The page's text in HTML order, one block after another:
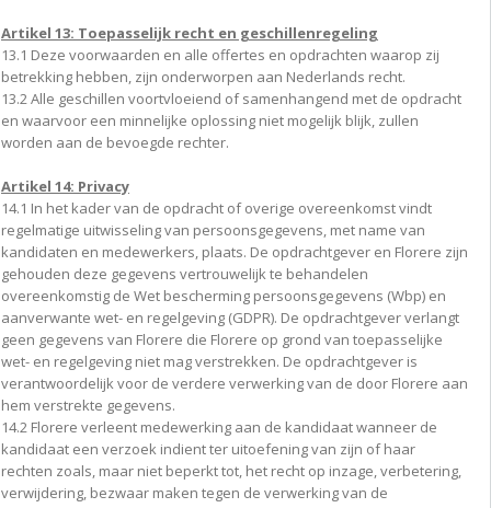
Artikel 13: Toepasselijk recht en geschillenregeling
13.1 Deze voorwaarden en alle offertes en opdrachten waarop zij
betrekking hebben, zijn onderworpen aan Nederlands recht.
13.2 Alle geschillen voortvloeiend of samenhangend met de opdracht
en waarvoor een minnelijke oplossing niet mogelijk blijk, zullen
worden aan de bevoegde rechter.
Artikel 14: Privacy
14.1 In het kader van de opdracht of overige overeenkomst vindt
regelmatige uitwisseling van persoonsgegevens, met name van
kandidaten en medewerkers, plaats. De opdrachtgever en Florere zijn
gehouden deze gegevens vertrouwelijk te behandelen
overeenkomstig de Wet bescherming persoonsgegevens (Wbp) en
aanverwante wet- en regelgeving (GDPR). De opdrachtgever verlangt
geen gegevens van Florere die Florere op grond van toepasselijke
wet- en regelgeving niet mag verstrekken. De opdrachtgever is
verantwoordelijk voor de verdere verwerking van de door Florere aan
hem verstrekte gegevens.
14.2 Florere verleent medewerking aan de kandidaat wanneer de
kandidaat een verzoek indient ter uitoefening van zijn of haar
rechten zoals, maar niet beperkt tot, het recht op inzage, verbetering,
verwijdering, bezwaar maken tegen de verwerking van de